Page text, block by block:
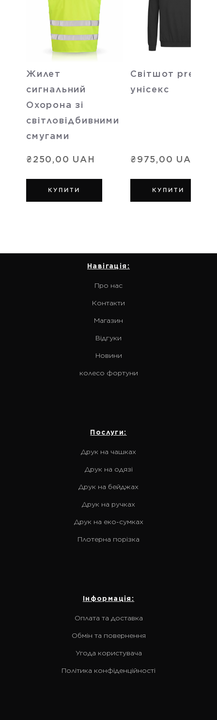
Жилет
сигнальний
Охорона зі
світловідбивними
смугами
₴250,00 UAH
КУПИТИ
Світшот
унісекс
₴975,00 UAH
КУПИТИ
Навігація:
Про нас
Контакти
Магазин
Відгуки
Новини
колесо фортуни
Послуги:
Друк на чашках
Друк на одязі
Друк на бейджах
Друк на ручках
Друк на еко-сумках
Плотерна порізка
Інформація:
Оплата та доставка
Обмін та повернення
Угода користувача
Політика конфіденційності